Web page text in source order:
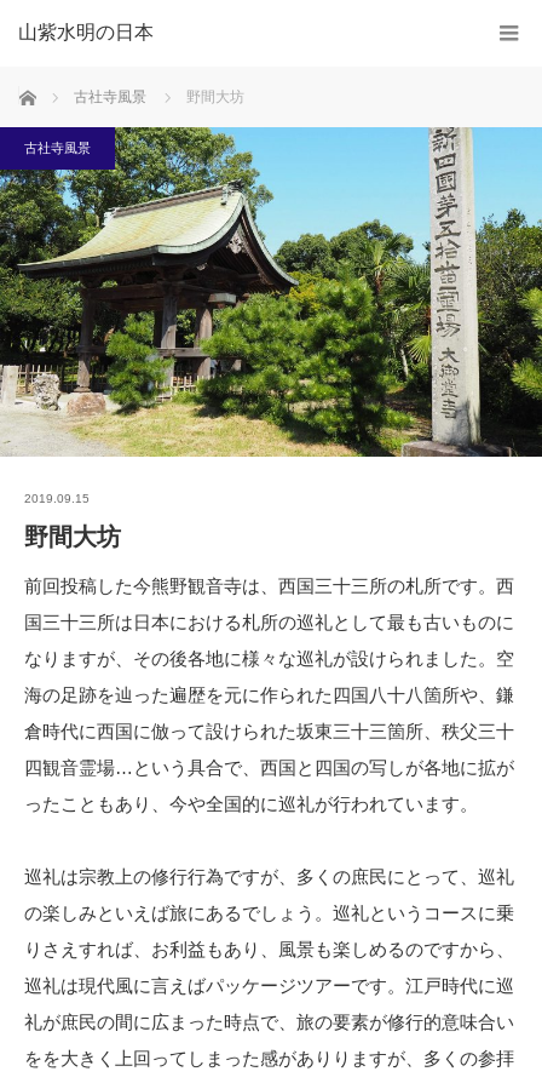
山紫水明の日本
ホーム 古社寺風景 野間大坊
古社寺風景
2019.09.15
野間大坊
前回投稿した今熊野観音寺は、西国三十三所の札所です。西
国三十三所は日本における札所の巡礼として最も古いものに
なりますが、その後各地に様々な巡礼が設けられました。空
海の足跡を辿った遍歴を元に作られた四国八十八箇所や、鎌
倉時代に西国に倣って設けられた坂東三十三箇所、秩父三十
四観音霊場…という具合で、西国と四国の写しが各地に拡が
ったこともあり、今や全国的に巡礼が行われています。
巡礼は宗教上の修行行為ですが、多くの庶民にとって、巡礼
の楽しみといえば旅にあるでしょう。巡礼というコースに乗
りさえすれば、お利益もあり、風景も楽しめるのですから、
巡礼は現代風に言えばパッケージツアーです。江戸時代に巡
礼が庶民の間に広まった時点で、旅の要素が修行的意味合い
をを大きく上回ってしまった感がありりますが、多くの参拝